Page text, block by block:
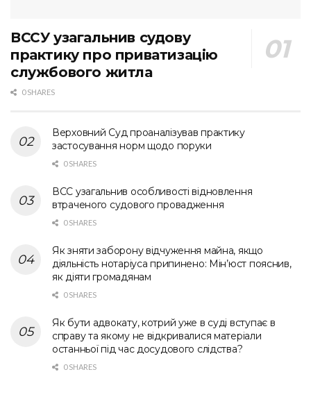
ВССУ узагальнив судову
практику про приватизацію
службового житла
0 SHARES
Верховний Суд проаналізував практику
застосування норм щодо поруки
0 SHARES
ВСС узагальнив особливості відновлення
втраченого судового провадження
0 SHARES
Як зняти заборону відчуження майна, якщо
діяльність нотаріуса припинено: Мін’юст пояснив,
як діяти громадянам
0 SHARES
Як бути адвокату, котрий уже в суді вступає в
справу та якому не відкривалися матеріали
останньої під час досудового слідства?
0 SHARES